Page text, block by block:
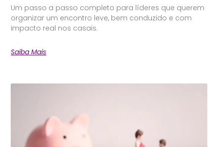
Um passo a passo completo para líderes que querem
organizar um encontro leve, bem conduzido e com
impacto real nos casais.
Saiba Mais